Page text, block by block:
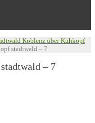
Koblenz über Kühkopf
stadtwald – 7
– 7